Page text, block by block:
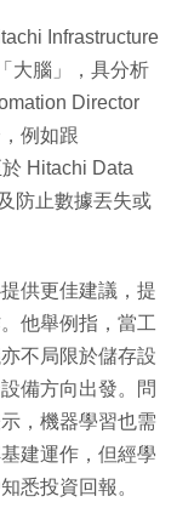
Infrastructure
大腦」，具分析
Director
例如跟
Hitachi Data
防止數據丟失或
供更佳建議，提
他舉例指，當工
不局限於儲存設
備方向出發。問
，機器學習也需
建運作，但經學
悉投資回報。